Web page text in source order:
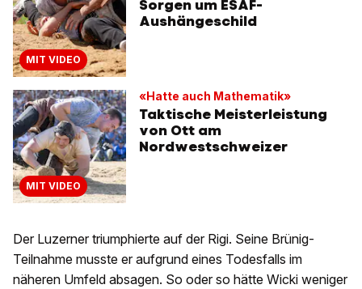
MIT VIDEO
Sorgen um ESAF-
Aushängeschild
MIT VIDEO
«Hatte auch Mathematik»
Taktische Meisterleistung
von Ott am
Nordwestschweizer
Der Luzerner triumphierte auf der Rigi. Seine Brünig-
Teilnahme musste er aufgrund eines Todesfalls im
näheren Umfeld absagen. So oder so hätte Wicki weniger